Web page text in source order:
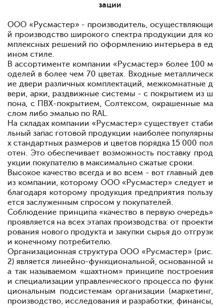
зации
ООО «Русмастер» - производитель, осуществляющи
й производство широкого спектра продукции для ко
мплексных решений по оформлению интерьера в ед
ином стиле.
В ассортименте компании «Русмастер» более 100 м
оделей в более чем 70 цветах. Входные металлическ
ие двери различных комплектаций, межкомнатные д
вери, арки, раздвижные системы - с покрытием из ш
пона, с ПВХ-покрытием, Солтексом, окрашенные ма
слом либо эмалью по RAL.
На складах компании «Русмастер» существует стаби
льный запас готовой продукции наиболее популярны
х стандартных размеров и цветов порядка 15 000 пол
отен. Это обеспечивает возможность поставку прод
укции покупателю в максимально сжатые сроки.
Высокое качество всегда и во всем - вот главный дев
из компании, которому ООО «Русмастер» следует и
благодаря которому продукция предприятия пользу
ется заслуженным спросом у покупателей.
Соблюдение принципа «качество в первую очередь»
проявляется на всех этапах производства: от проекти
рования нового продукта и закупки сырья до отгрузк
и конечному потребителю.
Организационная структура ООО «Русмастер» (рис.
2) является линейно-функциональной, основанной н
а так называемом «шахтном» принципе построения
и специализации управленческого процесса по функ
циональным подсистемам организации (маркетинг,
производство, исследования и разработки, финансы,